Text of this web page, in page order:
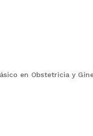
en Obstetricia y